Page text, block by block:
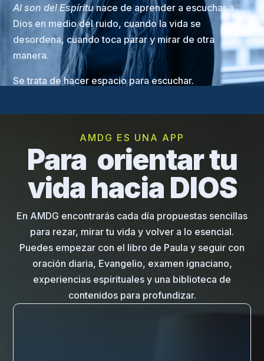
Al son del Espíritunace de aprender a escuchar a
Dios en medio del ruido, cuando la vida se
desordena, cuando toca parar y mirar de otra
manera.
Se trata de hacer espacio para escuchar.
AMDG ES UNA APP
Para orientar tu
vida hacia DIOS
En AMDG encontrarás cada día propuestas sencillas
para rezar, mirar tu vida y volver a lo esencial.
Puedes empezar con el libro de Paula y seguir con
oración diaria, Evangelio, examen ignaciano,
experiencias espirituales y una biblioteca de
contenidos para profundizar.